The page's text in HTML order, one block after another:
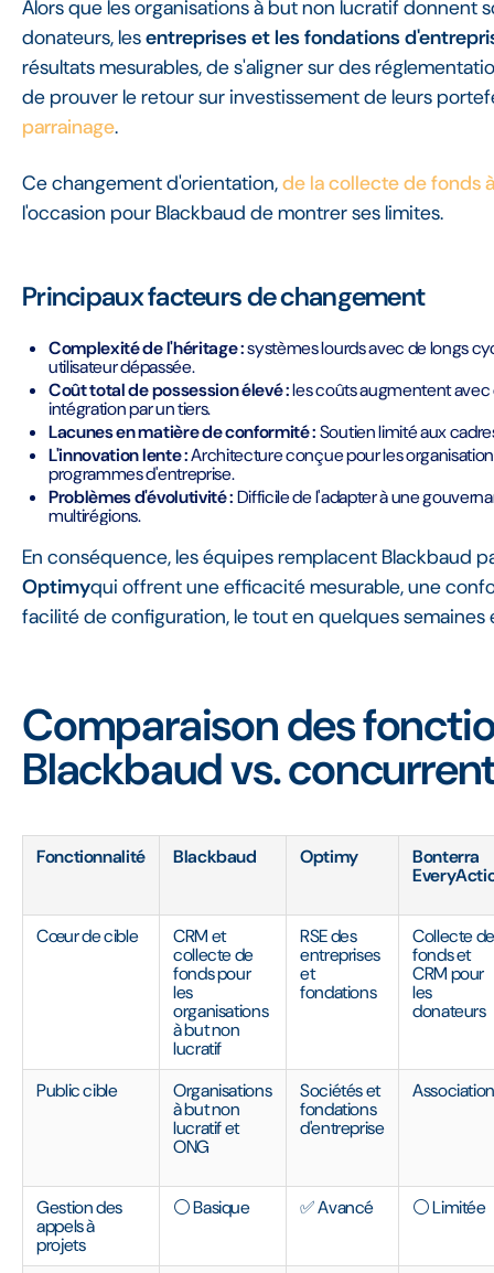
Alors que les organisations à but non lucratif donnent
donateurs, lesentreprises et les fondations
résultats mesurables, de s'aligner sur des
de prouver le retour sur investissement de leurs
parrainage.
Ce changement d'orientation,de la collecte de fonds
l'occasion pour Blackbaud de montrer ses limites.
Principaux facteurs de changement
Complexité de l'héritage :systèmes lourds avec de longs
utilisateur dépassée.
Coût total de possession élevé :les coûts augmentent
intégration par un tiers.
Lacunes en matière de conformité :Soutien limité aux
L'innovation lente :Architecture conçue pour les
programmes d'entreprise.
Problèmes d'évolutivité :Difficile de l'adapter à une
multirégions.
En conséquence, les équipes remplacent Blackbaud
Optimyqui offrent une efficacité mesurable, une
facilité de configuration, le tout en quelques semaines
Comparaison des
Blackbaud vs.
Fonctionnalité Blackbaud Optimy
Bonterra
Cœur de cible
CRM et
collecte de
fonds pour
les
organisations
à but non
lucratif
RSE des
entreprises
et
fondations
Collecte de
fonds et
CRM pour
les
donateurs
Public cible
Organisations
à but non
lucratif et
ONG
Sociétés et
fondations
d'entreprise
Gestion des
appels à
projets
⚪ Basique ✅ Avancé ⚪ Limitée